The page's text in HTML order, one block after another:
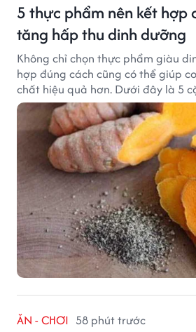
5 thực phẩm nên kết hợp
tăng hấp thu dinh dưỡng
Không chỉ chọn thực phẩm giàu
hợp đúng cách cũng có thể giúp
chất hiệu quả hơn. Dưới đây là 5
ăn cùng nhau để tối ưu giá trị
ĂN - CHƠI 58 phút trước